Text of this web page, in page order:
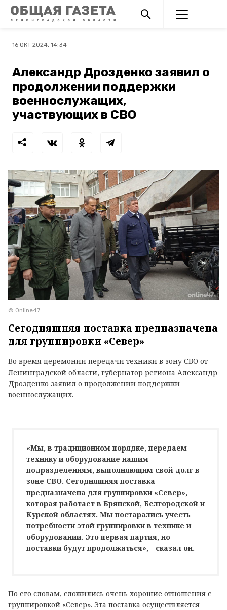
16 ОКТ 2024, 14:34
Александр Дрозденко заявил о
продолжении поддержки
военнослужащих,
участвующих в СВО
© Online47
Сегодняшняя поставка предназначена
для группировки «Север»
Во время церемонии передачи техники в зону СВО от
Ленинградской области, губернатор региона Александр
Дрозденко заявил о продолжении поддержки
военнослужащих.
«Мы, в традиционном порядке, передаем
технику и оборудование нашим
подразделениям, выполняющим свой долг в
зоне СВО. Сегодняшняя поставка
предназначена для группировки «Север»,
которая работает в Брянской, Белгородской и
Курской областях. Мы постарались учесть
потребности этой группировки в технике и
оборудовании. Это первая партия, но
поставки будут продолжаться», - сказал он.
По его словам, сложились очень хорошие отношения с
группировкой «Север». Эта поставка осуществляется